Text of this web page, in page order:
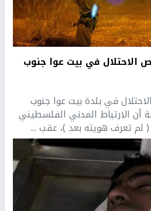
في بيت عوا جنوب
في بلدة بيت عوا جنوب
أن الارتباط المدني الفلسطيني
لم تعرف هويته بعد )، عقب ...